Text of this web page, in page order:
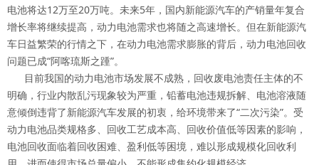
电池将达12万至20万吨。未来5年，国内新能源汽车的产销量年复合
增长率将继续提高，动力电池需求也将随之高速增长。但在新能源汽
车日益繁荣的行情之下，在动力电池需求膨胀的背后，动力电池回收
问题已成“阿喀琉斯之踵”。
目前我国的动力电池市场发展不成熟，回收废电池责任主体的不
明确，行业内散乱污现象较为严重，铅蓄电池违规拆解、电池溶液随
意倾倒违背了新能源汽车发展的初衷，给环境带来了“二次污染”。受
动力电池品类规格多、回收工艺成本高、回收价值低等因素的影响，
电池回收面临着回收困难、盈利低等困境，难以形成规模化回收利